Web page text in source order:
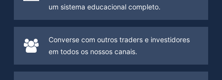
um sistema educacional completo.
Converse com outros traders e investidores
em todos os nossos canais.